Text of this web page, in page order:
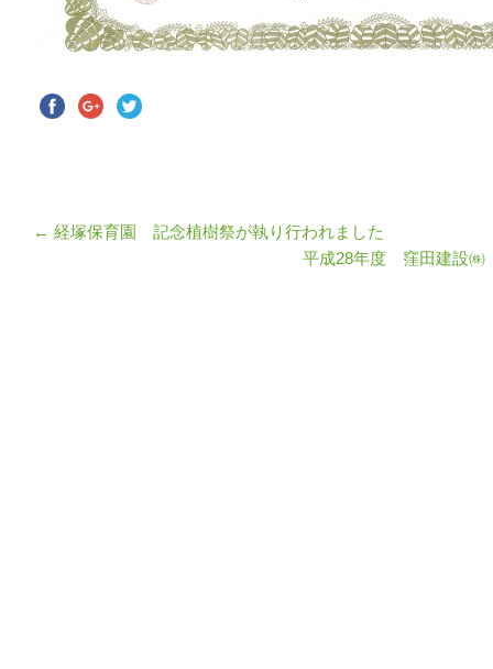
← 経塚保育園 記念植樹祭が執り行われました
平成28年度 窪田建設